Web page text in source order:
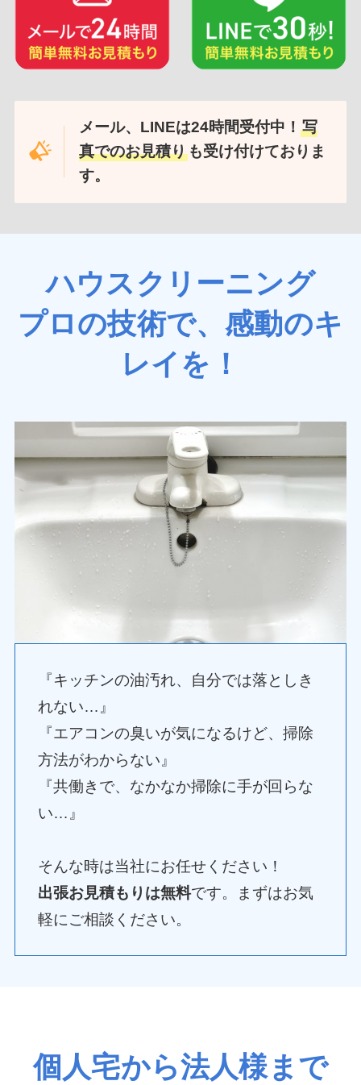
メール、LINEは24時間受付中！ 写
真でのお見積りも受け付けておりま
す。
ハウスクリーニング
プロの技術で、感動のキ
レイを！
『キッチンの油汚れ、自分では落としき
れない…』
『エアコンの臭いが気になるけど、掃除
方法がわからない』
『共働きで、なかなか掃除に手が回らな
い…』
そんな時は当社にお任せください！
出張お見積もりは無料です。まずはお気
軽にご相談ください。
個人宅から法人様まで